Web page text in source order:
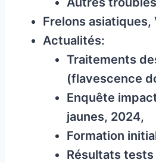
Frelons asiatiques,
Actualités:
Traitements
(flavescence
Enquête
jaunes, 2024,
Formation
Résultats